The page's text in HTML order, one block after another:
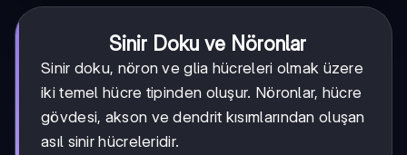
Sinir Doku ve Nöronlar
Sinir doku, nöron ve glia hücreleri olmak üzere
iki temel hücre tipinden oluşur. Nöronlar, hücre
gövdesi, akson ve dendrit kısımlarından oluşan
asıl sinir hücreleridir.